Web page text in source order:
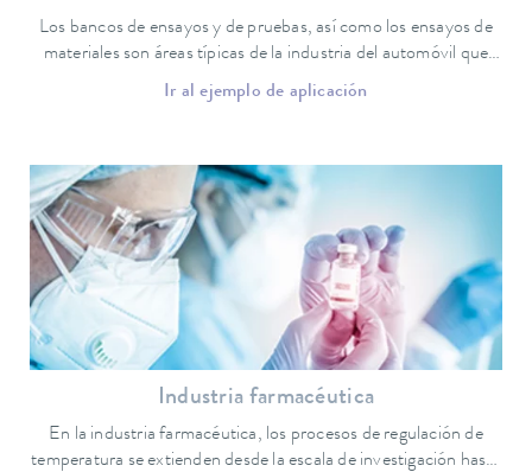
Los bancos de ensayos y de pruebas, así como los ensayos de
materiales son áreas típicas de la industria del automóvil que
requieren la regulación de temperatura.
Ir al ejemplo de aplicación
Industria farmacéutica
En la industria farmacéutica, los procesos de regulación de
temperatura se extienden desde la escala de investigación hasta